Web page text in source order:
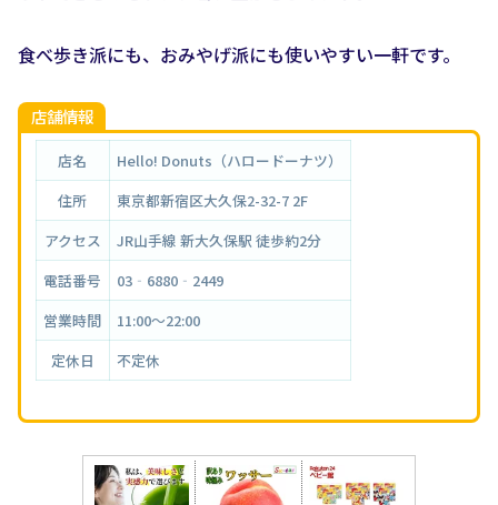
食べ歩き派にも、おみやげ派にも使いやすい一軒です。
店舗情報
店名
Hello! Donuts（ハロードーナツ）
住所
東京都新宿区大久保2-32-7 2F
アクセス
JR山手線新大久保駅 徒歩約2分
電話番号
03‐6880‐2449
営業時間
11:00〜22:00
定休日
不定休